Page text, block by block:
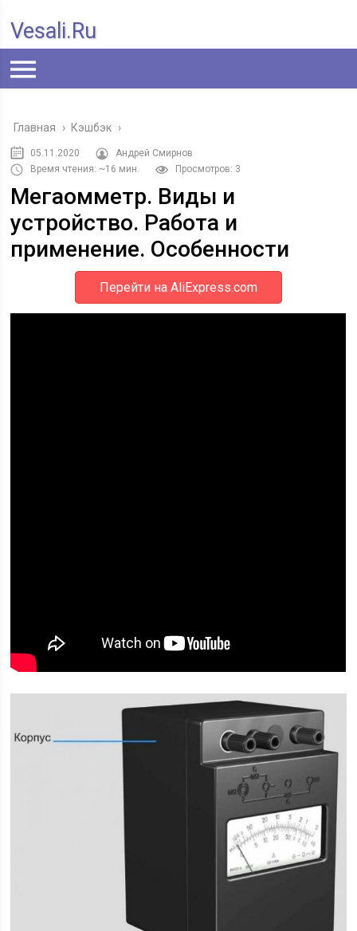
Vesali.ru
Главная › Кэшбэк ›
05.11.2020
Андрей Смирнов
Время чтения: ~16 мин.
Просмотров: 3
Мегаомметр. Виды и
устройство. Работа и
применение. Особенности
Перейти на AliExpress.com